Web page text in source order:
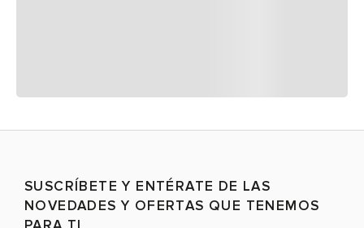
SUSCRÍBETE Y ENTÉRATE DE LAS
NOVEDADES Y OFERTAS QUE TENEMOS